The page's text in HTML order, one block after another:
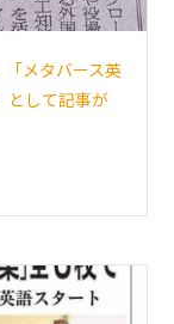
メタバース英
して記事が